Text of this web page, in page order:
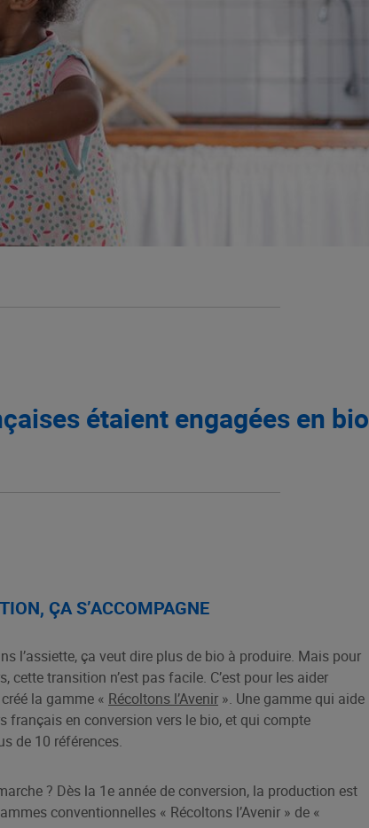
étaient engagées en bio
ÇA S’ACCOMPAGNE
l’assiette, ça veut dire plus de bio à produire. Mais pour
cette transition n’est pas facile. C’est pour les aider
la gamme « Récoltons l’Avenir ». Une gamme qui aide
français en conversion vers le bio, et qui compte
de 10 références.
? Dès la 1e année de conversion, la production est
conventionnelles « Récoltons l’Avenir » de «